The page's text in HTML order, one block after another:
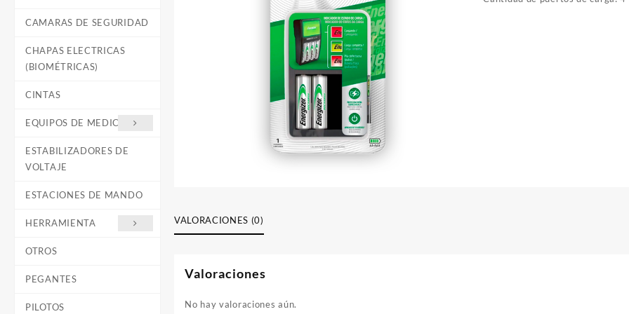
CAMARAS DE SEGURIDAD
CHAPAS ELECTRICAS
(BIOMÉTRICAS)
CINTAS
EQUIPOS DE MEDICIÓN
ESTABILIZADORES DE
VOLTAJE
ESTACIONES DE MANDO
HERRAMIENTA
OTROS
PEGANTES
PILOTOS
VALORACIONES (0)
Valoraciones
No hay valoraciones aún.